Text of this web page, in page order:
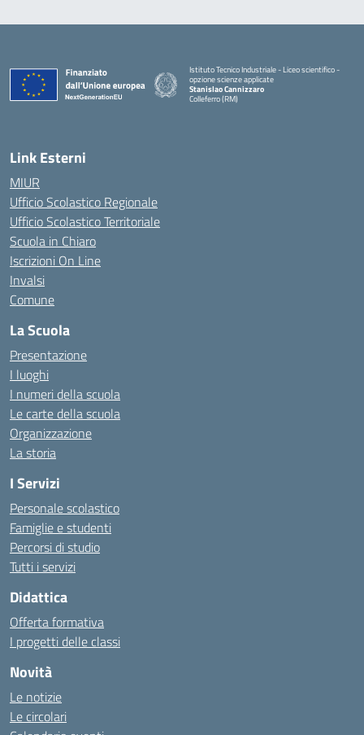
Istituto Tecnico Industriale - Liceo scientifico -
opzione scienze applicate
Stanislao Cannizzaro
Colleferro (RM)
Link Esterni
MIUR
Ufficio Scolastico Regionale
Ufficio Scolastico Territoriale
Scuola in Chiaro
Iscrizioni On Line
Invalsi
Comune
La Scuola
Presentazione
I luoghi
I numeri della scuola
Le carte della scuola
Organizzazione
La storia
I Servizi
Personale scolastico
Famiglie e studenti
Percorsi di studio
Tutti i servizi
Didattica
Offerta formativa
I progetti delle classi
Novità
Le notizie
Le circolari